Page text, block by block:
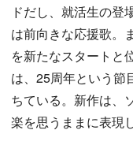
ドだし、就活生の登
は前向きな応援歌。
を新たなスタートと
は、25周年という節
ちている。新作は、
楽を思うままに表現